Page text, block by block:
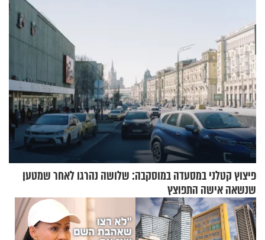
פיצוץ קטלני במסעדה במוסקבה: שלושה נהרגו לאחר שמטען
שנשאה אישה התפוצץ